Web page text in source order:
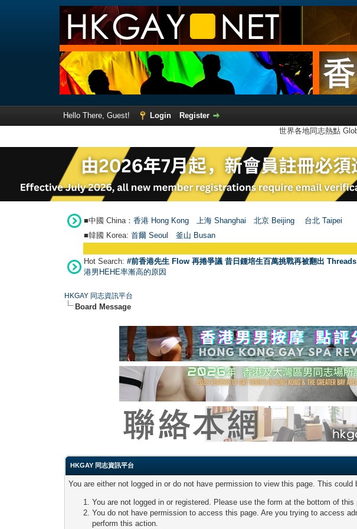
Hello There, Guest! Login
Register
世界各地同志熱點
■中國 China： 香港 Hong Kong 上海 Shanghai 北京 Beijing 台北 Taipei
■韓國 Korea: 首爾 Seou 釜山 Busan
Hot Search: #前香港先生 Flow 再捲爭議 昔日鍾培生百萬挑戰再被翻出
港男HEHE率漸高的原因
HKGAY 同志資訊平台
Board Message
HKGAY 同志資訊平台
You are either not logged in or do not have permission to view this page. This
You are not logged in or registered. Please use the form at the bottom of this
You do not have permission to access this page. Are you trying to access
perform this action.